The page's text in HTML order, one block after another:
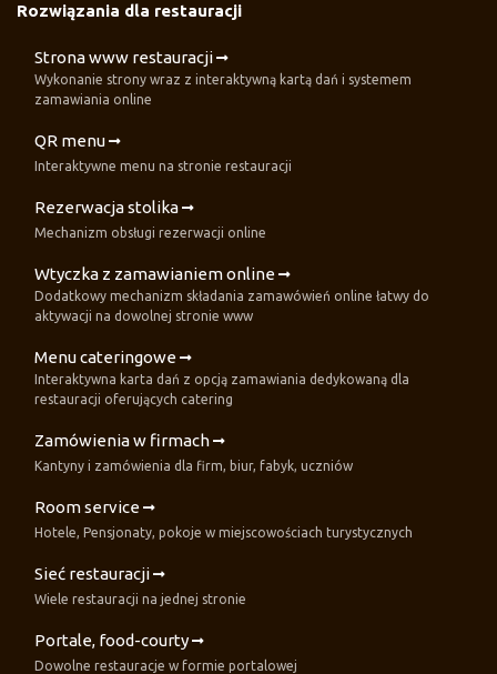
Rozwiązania dla restauracji
Strona www restauracji
Wykonanie strony wraz z interaktywną kartą dań i systemem
zamawiania online
QR menu
Interaktywne menu na stronie restauracji
Rezerwacja stolika
Mechanizm obsługi rezerwacji online
Wtyczka z zamawianiem online
Dodatkowy mechanizm składania zamawówień online łatwy do
aktywacji na dowolnej stronie www
Menu cateringowe
Interaktywna karta dań z opcją zamawiania dedykowaną dla
restauracji oferujących catering
Zamówienia w firmach
Kantyny i zamówienia dla firm, biur, fabyk, uczniów
Room service
Hotele, Pensjonaty, pokoje w miejscowościach turystycznych
Sieć restauracji
Wiele restauracji na jednej stronie
Portale, food-courty
Dowolne restauracje w formie portalowej